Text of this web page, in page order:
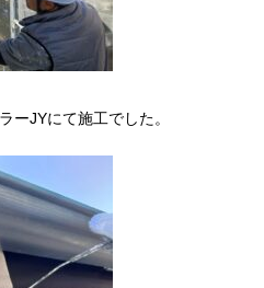
ーJYにて施工でした。